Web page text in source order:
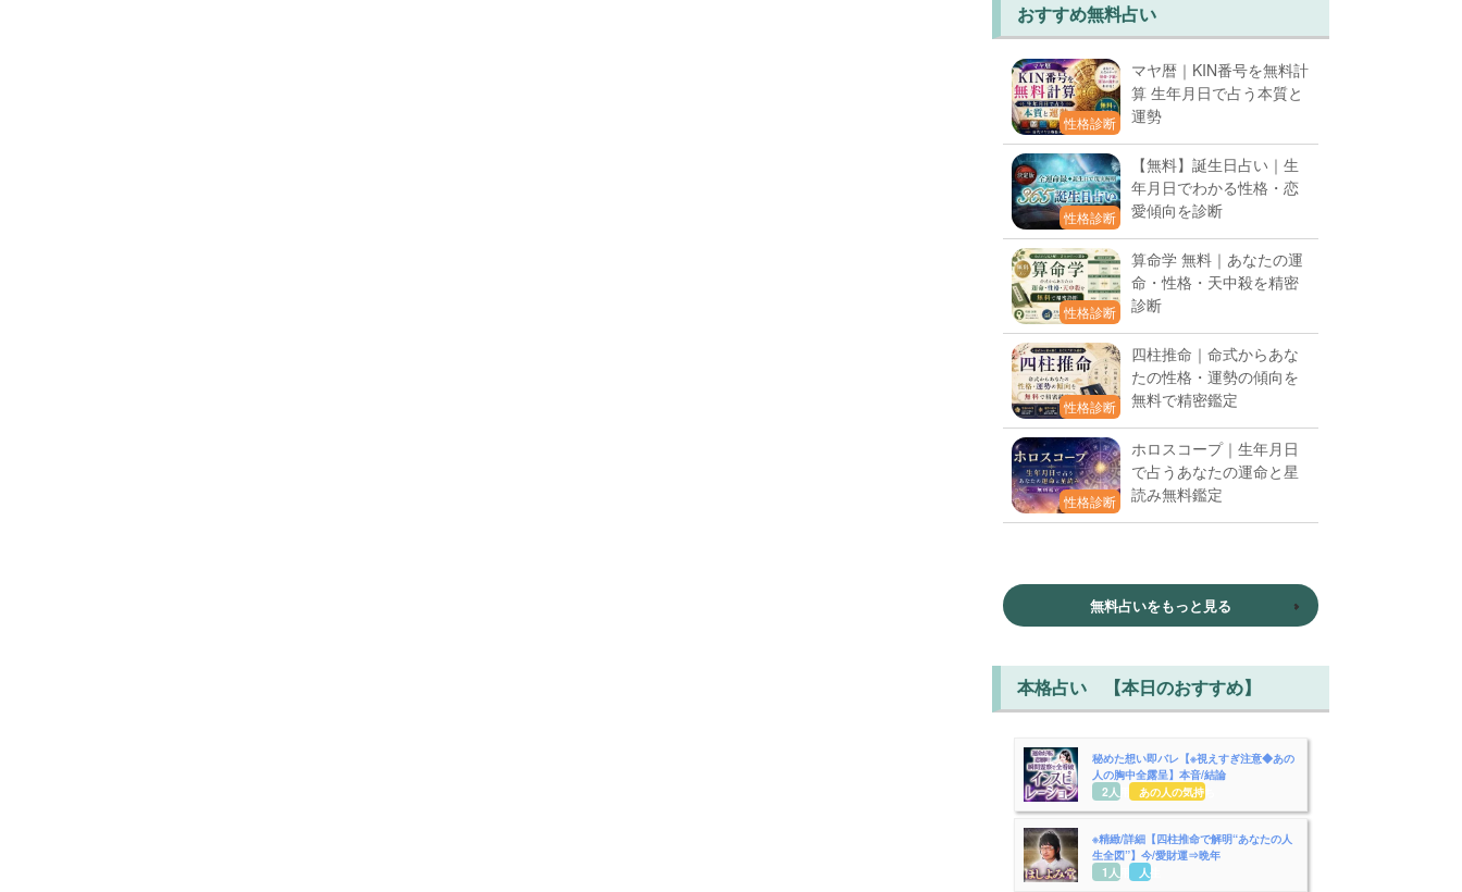
おすすめ無料占い
性格診断
マヤ暦｜KIN番号を無料計
算 生年月日で占う本質と
運勢
性格診断
【無料】誕生日占い｜生
年月日でわかる性格・恋
愛傾向を診断
性格診断
算命学 無料｜あなたの運
命・性格・天中殺を精密
診断
性格診断
四柱推命｜命式からあな
たの性格・運勢の傾向を
無料で精密鑑定
性格診断
ホロスコープ｜生年月日
で占うあなたの運命と星
読み無料鑑定
無料占いをもっと見る
本格占い 【本日のおすすめ】
秘めた想い即バレ【※視えすぎ注意◆あの
人の胸中全露呈】本音/結論
2人用 あの人の気持ち
※精緻/詳細【四柱推命で解明“あなたの人
生全図”】今/愛財運⇒晩年
1人用
人生